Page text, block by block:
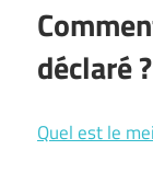
déclaré ?
Quel est le